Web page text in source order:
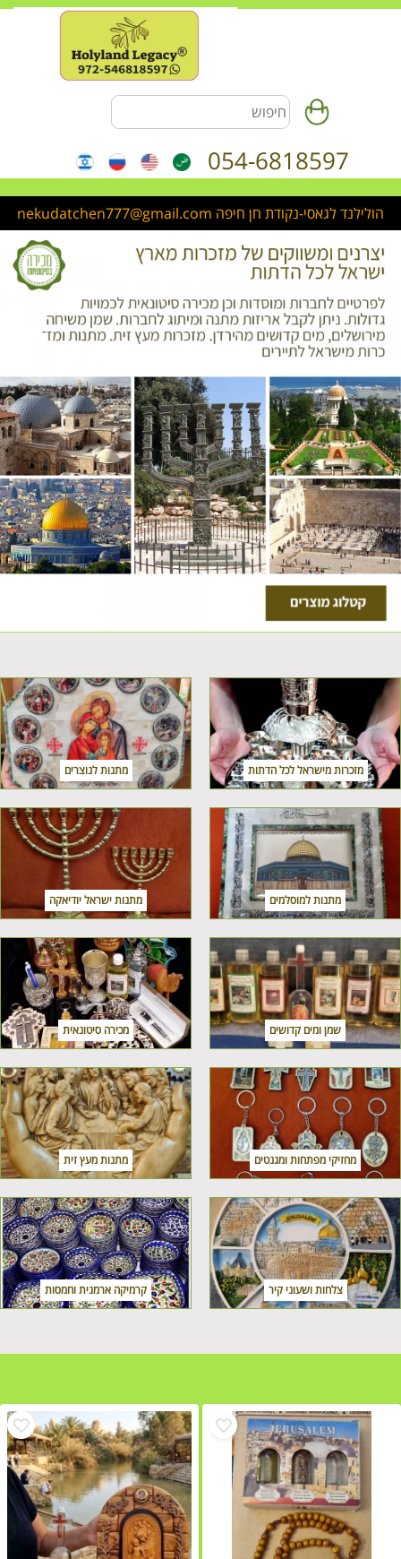
054-6818597
הולילנד לגאסי-נקודת חן חיפה nekudatchen777@gmail.com
מזכרות מישראל לכל הדתות מתנות לנוצרים
מתנות למוסלמים מתנות ישראל יודיאקה
שמן ומים קדושים מכירה סיטונאית
מחזיקי מפתחות ומגנטים מתנות מעץ זית
צלחות ושעוני קיר קרמיקה ארמנית וחמסות